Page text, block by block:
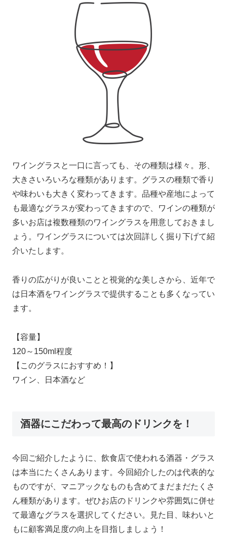
ワイングラスと一口に言っても、その種類は様々。形、
大きさいろいろな種類があります。グラスの種類で香り
や味わいも大きく変わってきます。品種や産地によって
も最適なグラスが変わってきますので、ワインの種類が
多いお店は複数種類のワイングラスを用意しておきまし
ょう。ワイングラスについては次回詳しく掘り下げて紹
介いたします。
香りの広がりが良いことと視覚的な美しさから、近年で
は日本酒をワイングラスで提供することも多くなってい
ます。
【容量】
120～150ml程度
【このグラスにおすすめ！】
ワイン、日本酒など
酒器にこだわって最高のドリンクを！
今回ご紹介したように、飲食店で使われる酒器・グラス
は本当にたくさんあります。今回紹介したのは代表的な
ものですが、マニアックなものも含めてまだまだたくさ
ん種類があります。ぜひお店のドリンクや雰囲気に併せ
て最適なグラスを選択してください。見た目、味わいと
もに顧客満足度の向上を目指しましょう！